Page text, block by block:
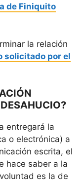
de Finiquito
la relación
solicitado por el
entregará la
o electrónica) a
escrita, el
hace saber a la
es la de